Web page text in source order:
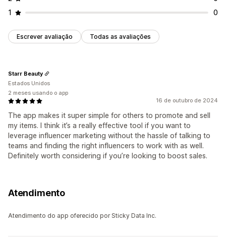
1
0
Escrever avaliação Todas as avaliações
16 de outubro de 2024
The app makes it super simple for others to promote and sell
my items. I think it’s a really effective tool if you want to
leverage influencer marketing without the hassle of talking to
teams and finding the right influencers to work with as well.
Definitely worth considering if you’re looking to boost sales.
Starr Beauty
Estados Unidos
2 meses usando o app
Atendimento
Atendimento do app oferecido por Sticky Data Inc.